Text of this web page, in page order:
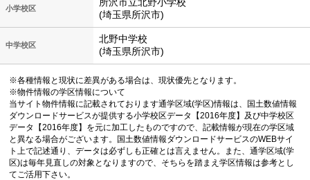
小学校区
(埼玉県所沢市)
中学校区
北野中学校
(埼玉県所沢市)
※各種情報と現状に差異がある場合は、現状優先となります。
※物件情報の学区情報について
当サイト物件情報に記載されております通学区域(学区)情報は、国土数値情報
ダウンロードサービスが提供する小学校区データ【2016年度】及び中学校区
データ【2016年度】を元に加工したものですので、記載情報が現在の学区域
と異なる場合がございます。国土数値情報ダウンロードサービスのWEBサイ
ト上で記述通り、データは必ずしも正確とは言えません。また、通学区域(学
区)は毎年見直しの対象となりますので、そちらを踏まえ学区情報は参考とし
てご活用下さい。